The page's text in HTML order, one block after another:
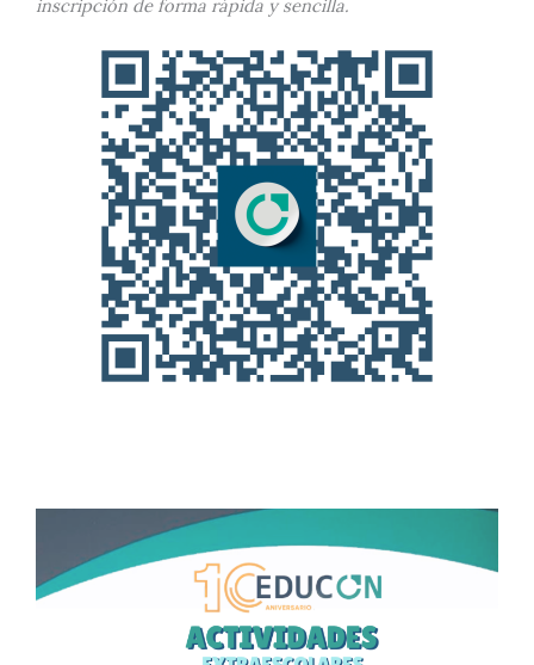
inscripción de forma rápida y sencilla.